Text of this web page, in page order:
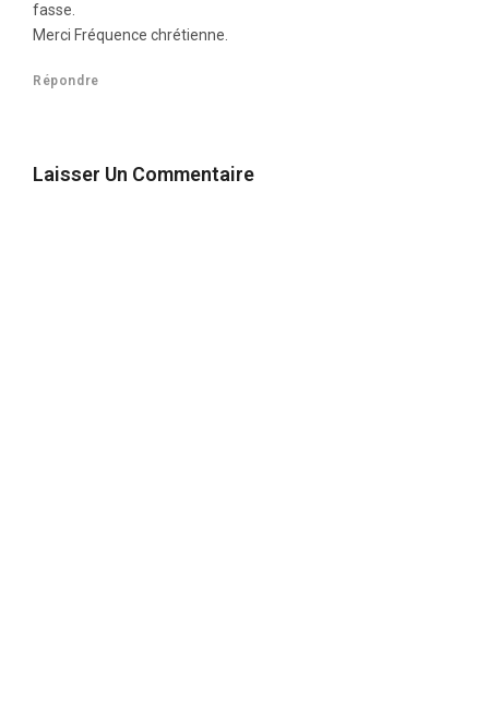
fasse.
Merci Fréquence chrétienne.
Répondre
Laisser Un Commentaire